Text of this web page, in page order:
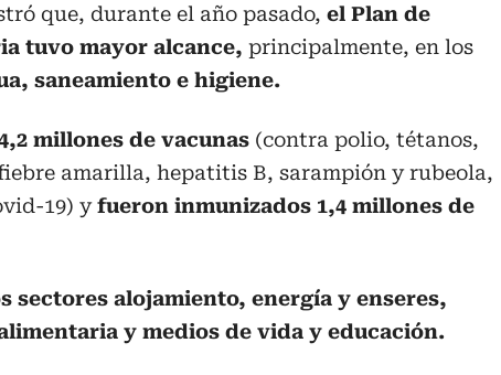
que, durante el año pasado, el Plan de
tuvo mayor alcance, principalmente, en los
saneamiento e higiene.
millones de vacunas (contra polio, tétanos,
amarilla, hepatitis B, sarampión y rubeola,
19) yfueron inmunizados 1,4 millones de
sectores alojamiento, energía y enseres,
y medios de vida y educación.